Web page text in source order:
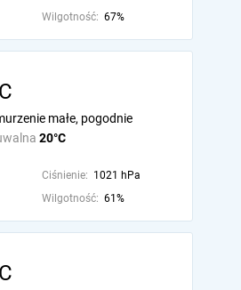
Wilgotność: 67%
20°C
małe, pogodnie
Ciśnienie: 1021 hPa
Wilgotność: 61%